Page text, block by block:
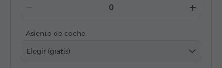
Asiento de coche
Elegir (gratis)